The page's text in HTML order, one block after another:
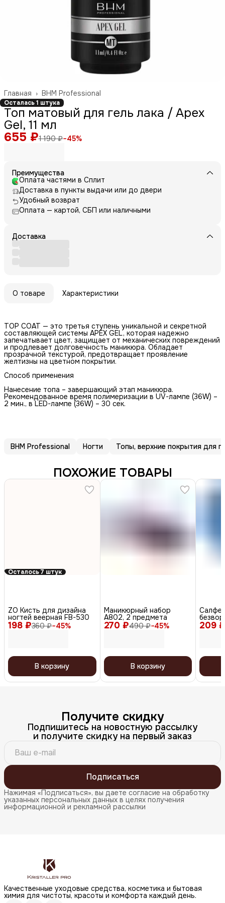
BHM Professional
Главная ›
Осталась 1 штука
Топ матовый для гель лака / Apex
Gel, 11 мл
655 ₽1 190 ₽−45%
Преимущества
Оплата частями в Сплит
Доставка в пункты выдачи или до двери
Удобный возврат
Оплата — картой, СБП или наличными
Доставка
О товаре Характеристики
TOP COAT — это третья ступень уникальной и секретной
составляющей системы APEX GEL, которая надежно
запечатывает цвет, защищает от механических повреждений
и продлевает долговечность маникюра. Обладает
прозрачной текстурой, предотвращает проявление
желтизны на цветном покрытии.
Способ применения
Нанесение топа – завершающий этап маникюра.
Рекомендованное время полимеризации в UV-лампе (36W) –
2 мин., в LED-лампе (36W) – 30 сек.
BHM Professional Ногти Топы, верхние покрытия для
ПОХОЖИЕ ТОВАРЫ
Осталось 7 штук
198 ₽360 ₽−45%
ZO Кисть для дизайна
ногтей веерная FB-530
В корзину
270 ₽490 ₽−45%
Маникюрный набор
A802, 2 предмета
В корзину
209 ₽
Получите скидку
Подпишитесь на новостную рассылку
и получите скидку на первый заказ
Подписаться
Нажимая «Подписаться», вы даете согласие на обработку
указанных персональных данных в целях получения
информационной и рекламной рассылки
Качественные уходовые средства, косметика и бытовая
химия для чистоты, красоты и комфорта каждый день.